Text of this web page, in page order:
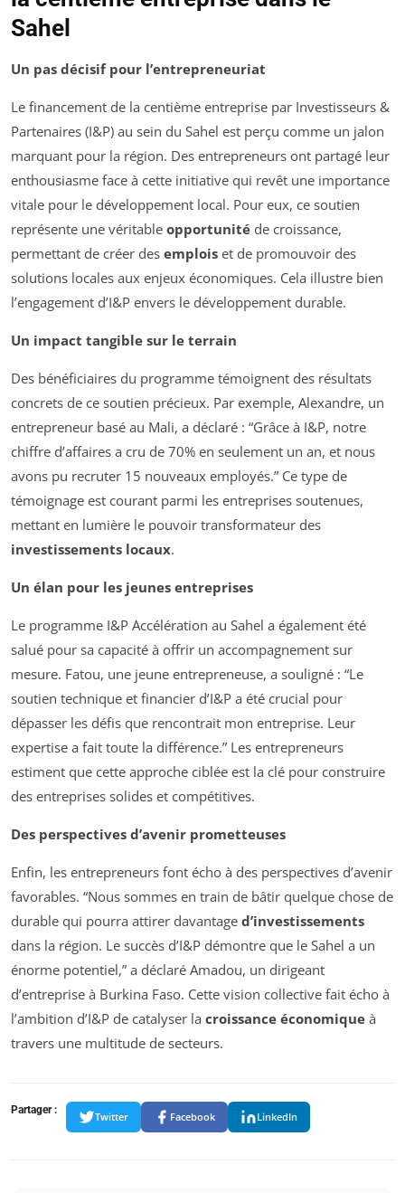
Sahel
Un pas décisif pour l’entrepreneuriat
Le financement de la centième entreprise par Investisseurs &
Partenaires (I&P) au sein du Sahel est perçu comme un jalon
marquant pour la région. Des entrepreneurs ont partagé leur
enthousiasme face à cette initiative qui revêt une importance
vitale pour le développement local. Pour eux, ce soutien
représente une véritable opportunité de croissance,
permettant de créer des emplois et de promouvoir des
solutions locales aux enjeux économiques. Cela illustre bien
l’engagement d’I&P envers le développement durable.
Un impact tangible sur le terrain
Des bénéficiaires du programme témoignent des résultats
concrets de ce soutien précieux. Par exemple, Alexandre, un
entrepreneur basé au Mali, a déclaré : “Grâce à I&P, notre
chiffre d’affaires a cru de 70% en seulement un an, et nous
avons pu recruter 15 nouveaux employés.” Ce type de
témoignage est courant parmi les entreprises soutenues,
mettant en lumière le pouvoir transformateur des
investissements locaux.
Un élan pour les jeunes entreprises
Le programme I&P Accélération au Sahel a également été
salué pour sa capacité à offrir un accompagnement sur
mesure. Fatou, une jeune entrepreneuse, a souligné : “Le
soutien technique et financier d’I&P a été crucial pour
dépasser les défis que rencontrait mon entreprise. Leur
expertise a fait toute la différence.” Les entrepreneurs
estiment que cette approche ciblée est la clé pour construire
des entreprises solides et compétitives.
Des perspectives d’avenir prometteuses
Enfin, les entrepreneurs font écho à des perspectives d’avenir
favorables. “Nous sommes en train de bâtir quelque chose de
durable qui pourra attirer davantage d’investissements
dans la région. Le succès d’I&P démontre que le Sahel a un
énorme potentiel,” a déclaré Amadou, un dirigeant
d’entreprise à Burkina Faso. Cette vision collective fait écho à
l’ambition d’I&P de catalyser la croissance économique à
travers une multitude de secteurs.
Partager :
Twitter Facebook LinkedIn